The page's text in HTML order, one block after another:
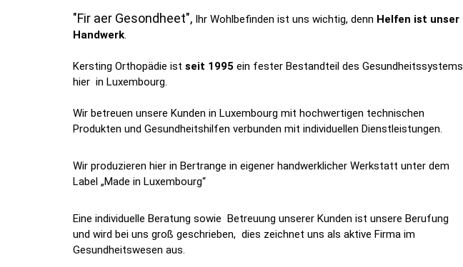
"Fir aer Gesondheet", Ihr Wohlbefinden ist uns wichtig, denn Helfen ist unser
Handwerk.
Kersting Orthopädie ist seit 1995 ein fester Bestandteil des Gesundheitssystems
hier in Luxembourg.
Wir betreuen unsere Kunden in Luxembourg mit hochwertigen technischen
Produkten und Gesundheitshilfen verbunden mit individuellen Dienstleistungen.
Wir produzieren hier in Bertrange in eigener handwerklicher Werkstatt unter dem
Label „Made in Luxembourg“
Eine individuelle Beratung sowie Betreuung unserer Kunden ist unsere Berufung
und wird bei uns groß geschrieben, dies zeichnet uns als aktive Firma im
Gesundheitswesen aus.